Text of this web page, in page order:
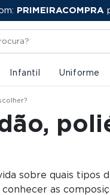
PRIMEIRACOMPRA
GRÁTISa partir de
Infantil Uniforme
sobre quais
as